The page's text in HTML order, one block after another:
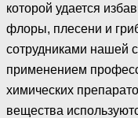
которой удается
флоры, плесени и
сотрудниками нашей
применением
химических
вещества